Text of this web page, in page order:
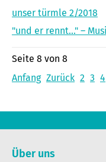
unser türmle 2/2018
"und er rennt..." –
Seite 8 von 8
Anfang Zurück 2 3 4
Über uns